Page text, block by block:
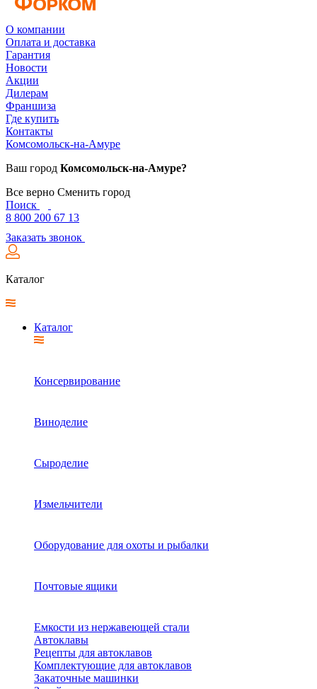
О компании
Оплата и доставка
Гарантия
Новости
Акции
Дилерам
Франшиза
Где купить
Контакты
Комсомольск-на-Амуре
Ваш город Комсомольск-на-Амуре?
Все верно Сменить город
Поиск
8 800 200 67 13
Заказать звонок
Каталог
Каталог
Консервирование
Виноделие
Сыроделие
Измельчители
Оборудование для охоты и рыбалки
Почтовые ящики
Емкости из нержавеющей стали
Автоклавы
Рецепты для автоклавов
Комплектующие для автоклавов
Закаточные машинки